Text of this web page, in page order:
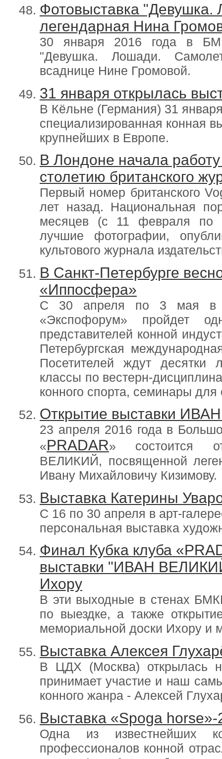
Фотовыставка
легендарная Нина
30 января 2016 года в
"Девушка. Лошади.
всаднице Нине Громовой.
31 января открылась
В Кёльне (Германия) 31
специализированная конная
крупнейших в Европе.
В Лондоне начала
столетию британского
Первый номер британского
лет назад. Национальная
месяцев (с 11 февраля по
лучшие фотографии,
культового журнала
В Санкт-Петербурге
«Иппосфера»
С 30 апреля по 3 мая в
«Экспофорум» пройдет
представителей конной
Петербургская
Посетителей ждут десятки
классы по вестерн-
конного спорта, семинары
Открытие выставки
23 апреля 2016 года в
«PRADAR» состоится
ВЕЛИКИЙ, посвященной
Ивану Михайловичу Кизимову.
Выставка Катерины
С 16 по 30 апреля в арт-
персональная выставка
Финал Кубка клуба
выставки "ИВАН
Ихору
В эти выходные в стенах
по выездке, а также
мемориальной доски Ихору и
Выставка Алексея
В ЦДХ (Москва) открылась
принимает участие и наш
конного жанра - Алексей
Выставка «Spoga
Одна из известнейших
профессионалов конной